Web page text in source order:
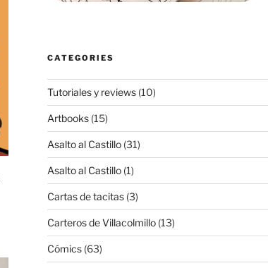
CATEGORIES
Tutoriales y reviews(10)
Artbooks(15)
Asalto al Castillo(31)
Asalto al Castillo(1)
Cartas de tacitas(3)
Carteros de Villacolmillo(13)
Cómics(63)